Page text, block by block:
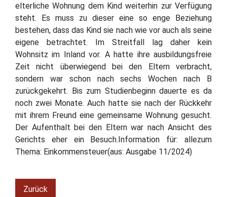
elterliche Wohnung dem Kind weiterhin zur Verfügung
steht. Es muss zu dieser eine so enge Beziehung
bestehen, dass das Kind sie nach wie vor auch als seine
eigene betrachtet. Im Streitfall lag daher kein
Wohnsitz im Inland vor. A hatte ihre ausbildungsfreie
Zeit nicht überwiegend bei den Eltern verbracht,
sondern war schon nach sechs Wochen nach B
zurückgekehrt. Bis zum Studienbeginn dauerte es da
noch zwei Monate. Auch hatte sie nach der Rückkehr
mit ihrem Freund eine gemeinsame Wohnung gesucht.
Der Aufenthalt bei den Eltern war nach Ansicht des
Gerichts eher ein Besuch.Information für: allezum
Thema: Einkommensteuer(aus: Ausgabe 11/2024)
Zurück